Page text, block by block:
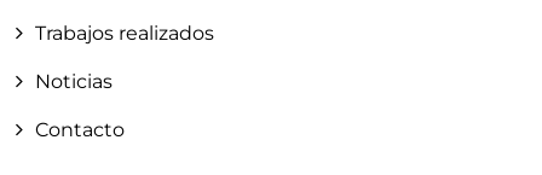
Trabajos realizados
Noticias
Contacto